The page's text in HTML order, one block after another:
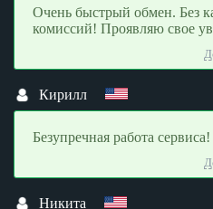
Очень быстрый обмен. Без
комиссий! Проявляю свое
Кирилл
Безупречная работа
Никита